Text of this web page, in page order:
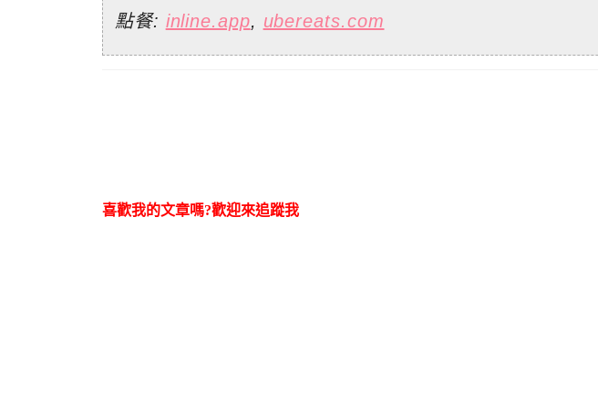
點餐: inline.app, ubereats.com
喜歡我的文章嗎?歡迎來追蹤我